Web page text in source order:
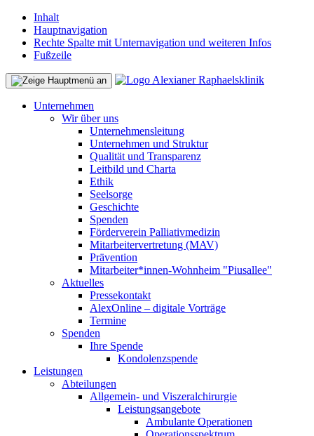
Inhalt
Hauptnavigation
Rechte Spalte mit Unternavigation und weiteren Infos
Fußzeile
Unternehmen
Wir über uns
Unternehmensleitung
Unternehmen und Struktur
Qualität und Transparenz
Leitbild und Charta
Ethik
Seelsorge
Geschichte
Spenden
Förderverein Palliativmedizin
Mitarbeitervertretung (MAV)
Prävention
Mitarbeiter*innen-Wohnheim "Piusallee"
Aktuelles
Pressekontakt
AlexOnline – digitale Vorträge
Termine
Spenden
Ihre Spende
Kondolenzspende
Leistungen
Abteilungen
Allgemein- und Viszeralchirurgie
Leistungsangebote
Ambulante Operationen